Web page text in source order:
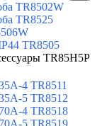
TR8502W
TR8525
TR8505
TR85H5P
4 TR8511
5 TR8512
4 TR8518